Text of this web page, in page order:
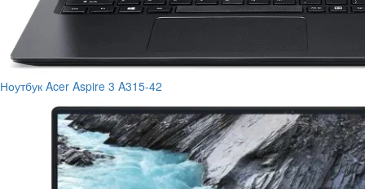
Ноутбук Acer Aspire 3 A315-42